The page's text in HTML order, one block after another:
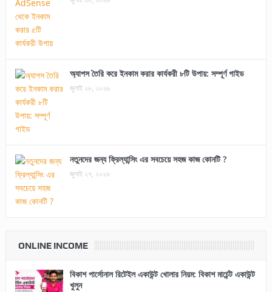
অ্যাপস তৈরি করে ইনকাম করার কার্যকরী ৮টি উপায়: সম্পূর্ণ গাইড
জুলাই ২৮, ২০২৬
নতুনদের জন্য ফ্রিল্যান্সিং এর সবচেয়ে সহজ কাজ কোনটি ?
জুলাই ২৭, ২০২৬
ONLINE INCOME
বিকাশ পার্সোনাল রিটেইল একাউন্ট খোলার নিয়ম: বিকাশ মার্চেন্ট একাউন্ট
খুলুন